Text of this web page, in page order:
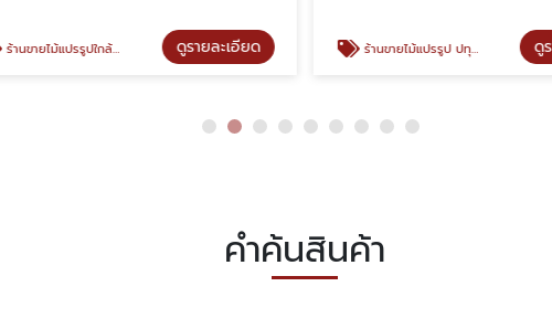
ร้านขายไม้แปรรูปใกล้ฉัน นนทบุรี ดูรายละเอียด ร้านขายไม้แปรรูป ปทุมธานี นนทบุรี ดู
คำค้นสินค้า